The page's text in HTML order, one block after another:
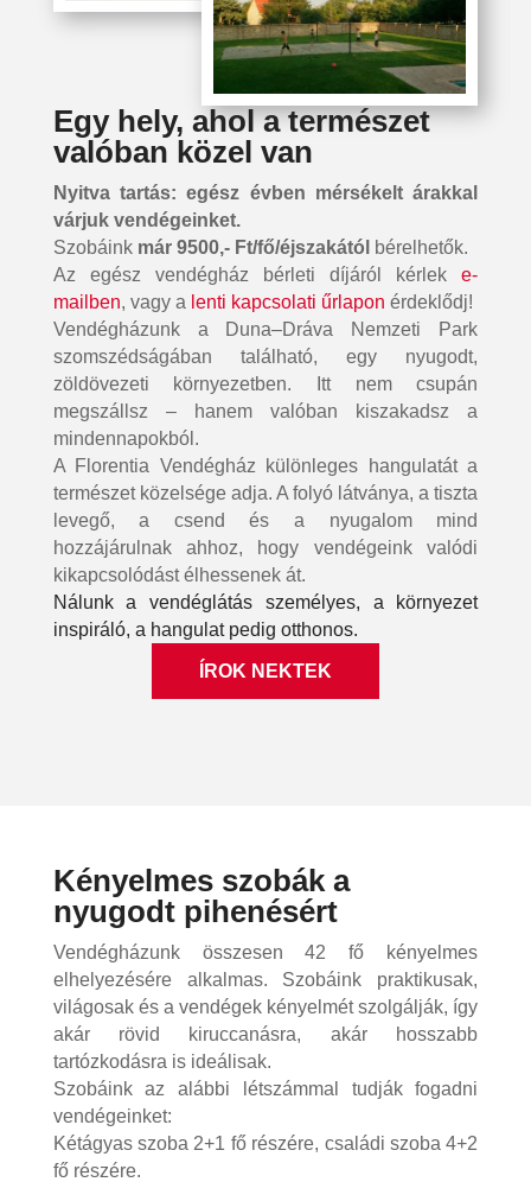
Egy hely, ahol a természet
valóban közel van
Nyitva tartás: egész évben mérsékelt árakkal
várjuk vendégeinket.
Szobáink már 9500,- Ft/fő/éjszakától
bérelhetők.
Az egész vendégház bérleti díjáról kérleke-
mailben, vagy a lenti kapcsolati űrlapon érdeklődj!
Vendégházunk a Duna–Dráva Nemzeti Park
szomszédságában található, egy nyugodt,
zöldövezeti környezetben. Itt nem csupán
megszállsz – hanem valóban kiszakadsz a
mindennapokból.
A Florentia Vendégház különleges hangulatát a
természet közelsége adja. A folyó látványa, a tiszta
levegő, a csend és a nyugalom mind
hozzájárulnak ahhoz, hogy vendégeink valódi
kikapcsolódást élhessenek át.
Nálunk a vendéglátás személyes, a környezet
inspiráló, a hangulat pedig otthonos.
ÍROK NEKTEK
Kényelmes szobák a
nyugodt pihenésért
Vendégházunk összesen 42 fő kényelmes
elhelyezésére alkalmas. Szobáink praktikusak,
világosak és a vendégek kényelmét szolgálják, így
akár rövid kiruccanásra, akár hosszabb
tartózkodásra is ideálisak.
Szobáink az alábbi létszámmal tudják fogadni
vendégeinket:
Kétágyas szoba 2+1 fő részére, családi szoba 4+2
fő részére.